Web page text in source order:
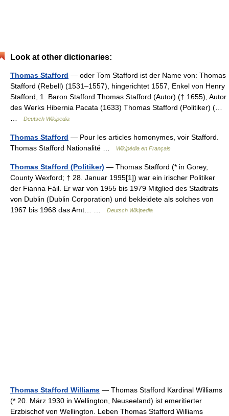
Look at other dictionaries:
Thomas Stafford — oder Tom Stafford ist der Name von: Thomas
Stafford (Rebell) (1531–1557), hingerichtet 1557, Enkel von Henry
Stafford, 1. Baron Stafford Thomas Stafford (Autor) († 1655), Autor
des Werks Hibernia Pacata (1633) Thomas Stafford (Politiker) (…
Deutsch Wikipedia
Thomas Stafford — Pour les articles homonymes, voir Stafford.
Thomas Stafford Nationalité …
Wikipédia en Français
Thomas Stafford (Politiker) — Thomas Stafford (* in Gorey,
County Wexford; † 28. Januar 1995[1]) war ein irischer Politiker
der Fianna Fáil. Er war von 1955 bis 1979 Mitglied des Stadtrats
von Dublin (Dublin Corporation) und bekleidete als solches von
1967 bis 1968 das Amt… …
Deutsch Wikipedia
Thomas Stafford Williams — Thomas Stafford Kardinal Williams
(* 20. März 1930 in Wellington, Neuseeland) ist emeritierter
Erzbischof von Wellington. Leben Thomas Stafford Williams